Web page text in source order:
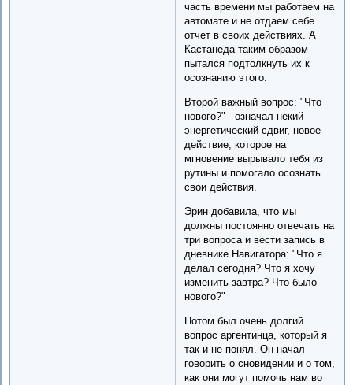
часть времени мы работаем на
автомате и не отдаем себе
отчет в своих действиях. А
Кастанеда таким образом
пытался подтолкнуть их к
осознанию этого.
Второй важный вопрос: "Что
нового?" - означал некий
энергетический сдвиг, новое
действие, которое на
мгновение вырывало тебя из
рутины и помогало осознать
свои действия.
Эрин добавила, что мы
должны постоянно отвечать на
три вопроса и вести запись в
дневнике Навигатора: "Что я
делал сегодня? Что я хочу
изменить завтра? Что было
нового?"
Потом был очень долгий
вопрос аргентинца, который я
так и не понял. Он начал
говорить о сновидении и о том,
как они могут помочь нам во